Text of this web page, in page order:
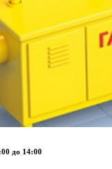
до 14:00